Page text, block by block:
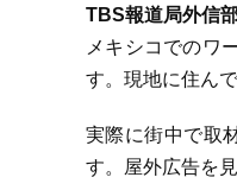
TBS報道局外信
メキシコでのワ
す。現地に住ん
実際に街中で取
す。屋外広告を